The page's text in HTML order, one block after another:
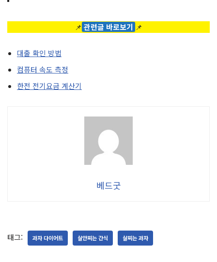
📌 관련글 바로보기 📌
대출 확인 방법
컴퓨터 속도 측정
한전 전기요금 계산기
베드굿
태그: 과자 다이어트 살안찌는 간식 살찌는 과자